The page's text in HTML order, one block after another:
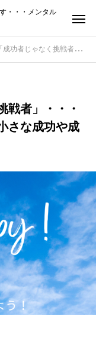
・・・メンタル
・日々の積み重ねを大切にし、小さな成功や成果を祝いましょう。
戦者」・・・
さな成功や成